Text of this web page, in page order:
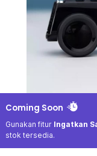
Coming Soon
Gunakan fitur Ingatkan
stok tersedia.